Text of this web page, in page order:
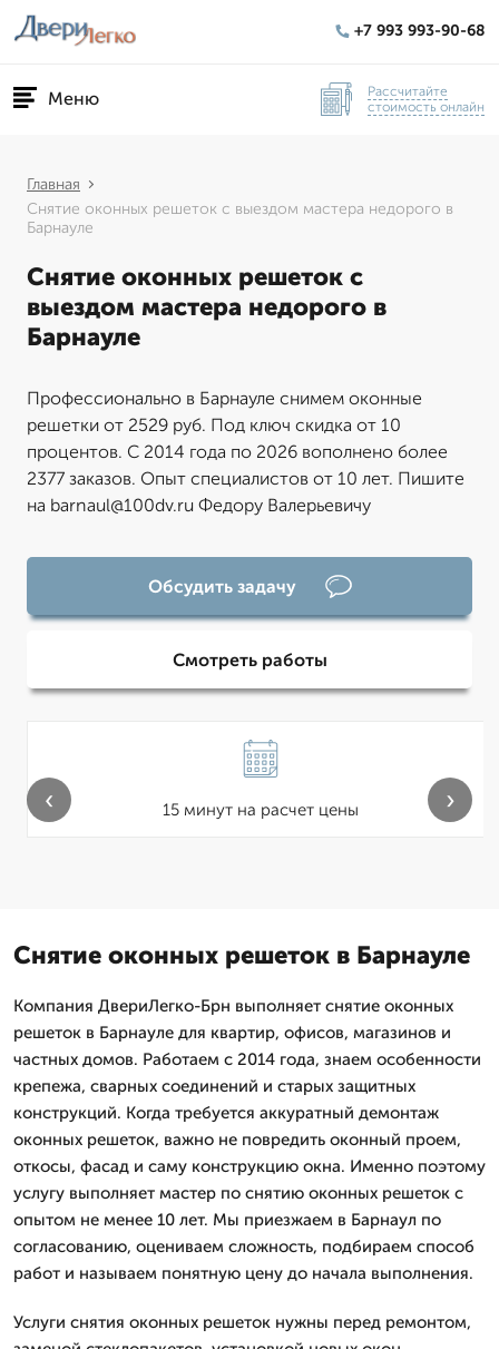
+7 993 993-90-68
Меню
Рассчитайте
стоимость онлайн
Главная
Снятие оконных решеток с выездом мастера недорого в
Барнауле
Снятие оконных решеток с
выездом мастера недорого в
Барнауле
Профессионально в Барнауле снимем оконные
решетки от 2529 руб. Под ключ скидка от 10
процентов. С 2014 года по 2026 вополнено более
2377 заказов. Опыт специалистов от 10 лет. Пишите
на barnaul@100dv.ru Федору Валерьевичу
Обсудить задачу
Смотреть работы
15 минут на расчет цены
‹ ›
Снятие оконных решеток в Барнауле
Компания ДвериЛегко-Брн выполняет снятие оконных
решеток в Барнауле для квартир, офисов, магазинов и
частных домов. Работаем с 2014 года, знаем особенности
крепежа, сварных соединений и старых защитных
конструкций. Когда требуется аккуратный демонтаж
оконных решеток, важно не повредить оконный проем,
откосы, фасад и саму конструкцию окна. Именно поэтому
услугу выполняет мастер по снятию оконных решеток с
опытом не менее 10 лет. Мы приезжаем в Барнаул по
согласованию, оцениваем сложность, подбираем способ
работ и называем понятную цену до начала выполнения.
Услуги снятия оконных решеток нужны перед ремонтом,